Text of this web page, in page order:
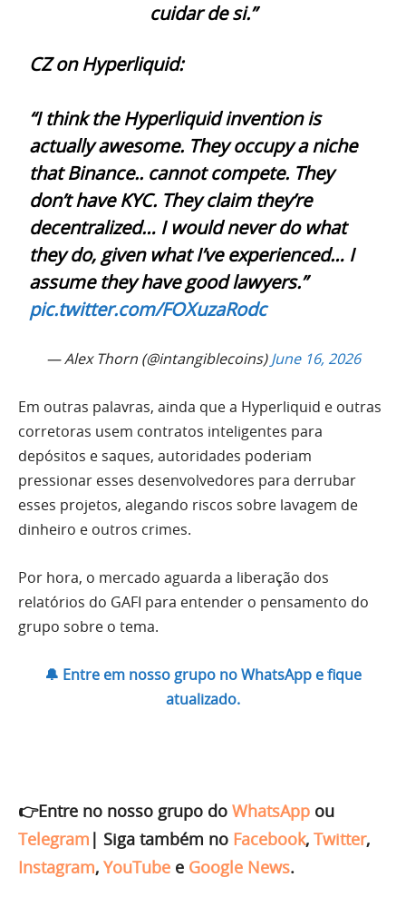
cuidar de si.”
CZ on Hyperliquid:
“I think the Hyperliquid invention is
actually awesome. They occupy a niche
that Binance.. cannot compete. They
don’t have KYC. They claim they’re
decentralized… I would never do what
they do, given what I’ve experienced… I
assume they have good lawyers.”
pic.twitter.com/FOXuzaRodc
— Alex Thorn (@intangiblecoins)June 16, 2026
Em outras palavras, ainda que a Hyperliquid e outras
corretoras usem contratos inteligentes para
depósitos e saques, autoridades poderiam
pressionar esses desenvolvedores para derrubar
esses projetos, alegando riscos sobre lavagem de
dinheiro e outros crimes.
Por hora, o mercado aguarda a liberação dos
relatórios do GAFI para entender o pensamento do
grupo sobre o tema.
🔔 Entre em nosso grupo no WhatsApp e fique
atualizado.
👉Entre no nosso grupo do WhatsApp ou
Telegram | Siga também no Facebook, Twitter,
Instagram, YouTube e Google News.